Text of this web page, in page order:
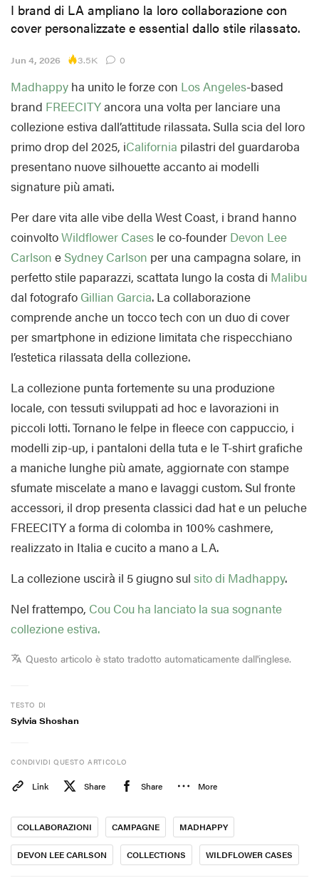
I brand di LA ampliano la loro collaborazione con
cover personalizzate e essential dallo stile rilassato.
Jun 4, 2026 3.5K 0
Madhappy ha unito le forze con Los Angeles-based
brand FREECITYancora una volta per lanciare una
collezione estiva dall’attitude rilassata. Sulla scia del loro
primo drop del 2025, iCalifornia pilastri del guardaroba
presentano nuove silhouette accanto ai modelli
signature più amati.
Per dare vita alle vibe della West Coast, i brand hanno
coinvoltoWildflower Cases le co-founder Devon Lee
Carlson e Sydney Carlson per una campagna solare, in
perfetto stile paparazzi, scattata lungo la costa di Malibu
dal fotografo Gillian Garcia. La collaborazione
comprende anche un tocco tech con un duo di cover
per smartphone in edizione limitata che rispecchiano
l’estetica rilassata della collezione.
La collezione punta fortemente su una produzione
locale, con tessuti sviluppati ad hoc e lavorazioni in
piccoli lotti. Tornano le felpe in fleece con cappuccio, i
modelli zip-up, i pantaloni della tuta e le T-shirt grafiche
a maniche lunghe più amate, aggiornate con stampe
sfumate miscelate a mano e lavaggi custom. Sul fronte
accessori, il drop presenta classici dad hat e un peluche
FREECITY a forma di colomba in 100% cashmere,
realizzato in Italia e cucito a mano a LA.
La collezione uscirà il 5 giugno sul sito di Madhappy.
Nel frattempo, Cou Cou ha lanciato la sua sognante
collezione estiva.
Questo articolo è stato tradotto automaticamente dall'inglese.
TESTO DI
Sylvia Shoshan
CONDIVIDI QUESTO ARTICOLO
Link Share Share More
COLLABORAZIONI CAMPAGNE MADHAPPY
DEVON LEE CARLSON COLLECTIONS WILDFLOWER CASES